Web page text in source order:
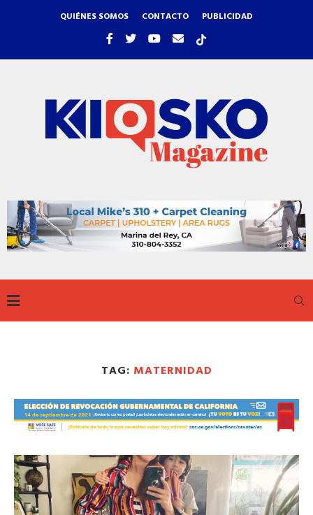
QUIÉNES SOMOS CONTACTO PUBLICIDAD
TAG: MATERNIDAD